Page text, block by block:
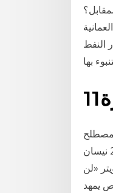
النفط
مصطلح
يشير الى امتلاك شخص لآخر ، فيُطلق على المالك اسم السيد وعلى المملوك اسم العبد يعود تاريخ 22 نيسان
«لن
(إبريل) 2020 النفط الرخيص يمهد